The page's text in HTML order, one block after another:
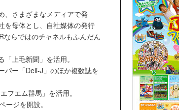
、さまざまなメディアで発
を母体とし、自社媒体の発行
らではのチャネルもふんだん
上毛新聞」を活用。
パー「Deli-J」のほか複数誌を
フエム群馬」を活用。
ージを開設。